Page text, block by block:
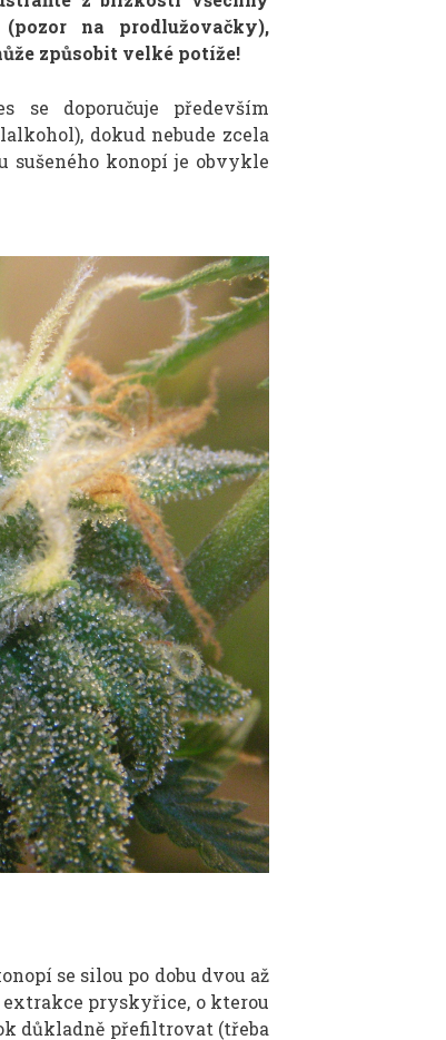
na prodlužovačky),
způsobit velké potíže!
se doporučuje především
dokud nebude zcela
sušeného konopí je obvykle
se silou po dobu dvou až
pryskyřice, o kterou
důkladně přefiltrovat (třeba